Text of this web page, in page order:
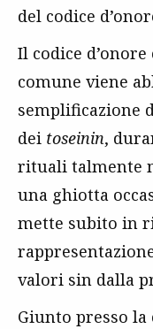
del codice
Il codice
comune viene
semplificazione
dei toseinin,
rituali talmente
una ghiotta
mette subito in
valori sin dalla
Giunto presso